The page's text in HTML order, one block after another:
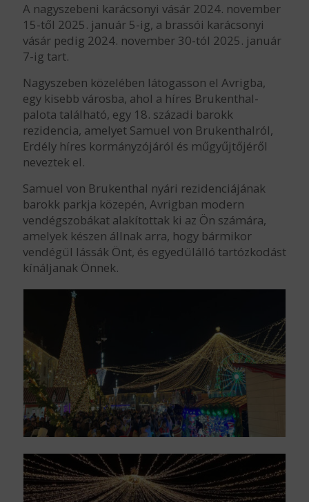
A nagyszebeni karácsonyi vásár 2024. november
15-től 2025. január 5-ig, a brassói karácsonyi
vásár pedig 2024. november 30-tól 2025. január
7-ig tart.
Nagyszeben közelében látogasson el Avrigba,
egy kisebb városba, ahol a híres Brukenthal-
palota található, egy 18. századi barokk
rezidencia, amelyet Samuel von Brukenthalról,
Erdély híres kormányzójáról és műgyűjtőjéről
neveztek el.
Samuel von Brukenthal nyári rezidenciájának
barokk parkja közepén, Avrigban modern
vendégszobákat alakítottak ki az Ön számára,
amelyek készen állnak arra, hogy bármikor
vendégül lássák Önt, és egyedülálló tartózkodást
kínáljanak Önnek.